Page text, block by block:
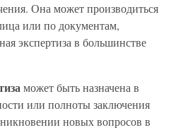
Она может производиться
или по документам,
экспертиза в большинстве
может быть назначена в
или полноты заключения
новых вопросов в